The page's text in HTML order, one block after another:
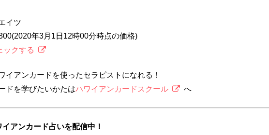
イツ
年3月1日12時00分時点の価格)
ックする
イアンカードを使ったセラピストになれる！
ドを学びたいかたはハワイアンカードスクール へ
アンカード占いを配信中！